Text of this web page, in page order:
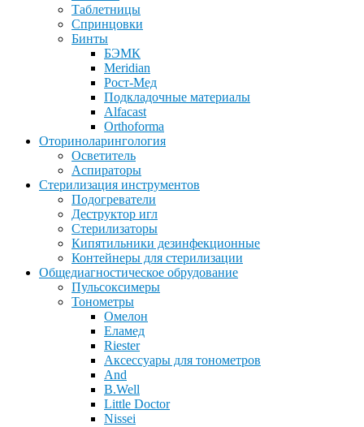
Таблетницы
Спринцовки
Бинты
БЭМК
Meridian
Рост-Мед
Подкладочные материалы
Alfacast
Orthoforma
Оториноларингология
Осветитель
Аспираторы
Стерилизация инструментов
Подогреватели
Деструктор игл
Стерилизаторы
Кипятильники дезинфекционные
Контейнеры для стерилизации
Общедиагностическое обрудование
Пульсоксимеры
Тонометры
Омелон
Еламед
Riester
Аксессуары для тонометров
And
B.Well
Little Doctor
Nissei